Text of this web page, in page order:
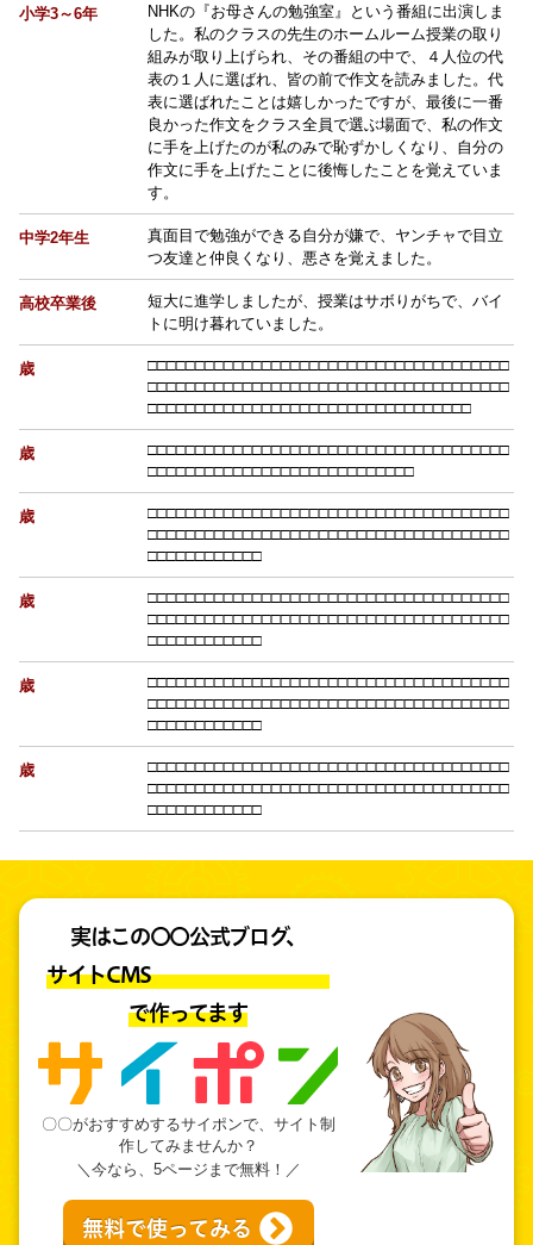
小学3～6年
NHKの『お母さんの勉強室』という番組に出演しま
した。私のクラスの先生のホームルーム授業の取り
組みが取り上げられ、その番組の中で、４人位の代
表の１人に選ばれ、皆の前で作文を読みました。代
表に選ばれたことは嬉しかったですが、最後に一番
良かった作文をクラス全員で選ぶ場面で、私の作文
に手を上げたのが私のみで恥ずかしくなり、自分の
作文に手を上げたことに後悔したことを覚えていま
す。
中学2年生
真面目で勉強ができる自分が嫌で、ヤンチャで目立
つ友達と仲良くなり、悪さを覚えました。
高校卒業後
短大に進学しましたが、授業はサボりがちで、バイ
トに明け暮れていました。
歳 □□□□□□□□□□□□□□□□□□□□□□□□□□□□□□□□□□□□□□
□□□□□□□□□□□□□□□□□□□□□□□□□□□□□□□□□□□□□□
□□□□□□□□□□□□□□□□□□□□□□□□□□□□□□□□□□
歳 □□□□□□□□□□□□□□□□□□□□□□□□□□□□□□□□□□□□□□
□□□□□□□□□□□□□□□□□□□□□□□□□□□□
歳 □□□□□□□□□□□□□□□□□□□□□□□□□□□□□□□□□□□□□□
□□□□□□□□□□□□□□□□□□□□□□□□□□□□□□□□□□□□□□
□□□□□□□□□□□□
歳 □□□□□□□□□□□□□□□□□□□□□□□□□□□□□□□□□□□□□□
□□□□□□□□□□□□□□□□□□□□□□□□□□□□□□□□□□□□□□
□□□□□□□□□□□□
歳 □□□□□□□□□□□□□□□□□□□□□□□□□□□□□□□□□□□□□□
□□□□□□□□□□□□□□□□□□□□□□□□□□□□□□□□□□□□□□
□□□□□□□□□□□□
歳 □□□□□□□□□□□□□□□□□□□□□□□□□□□□□□□□□□□□□□
□□□□□□□□□□□□□□□□□□□□□□□□□□□□□□□□□□□□□□
□□□□□□□□□□□□
実はこの〇〇公式ブログ、
サイトCMS
で作ってます
〇〇がおすすめするサイポンで、サイト制
作してみませんか？
＼今なら、5ページまで無料！／
無料で使ってみる